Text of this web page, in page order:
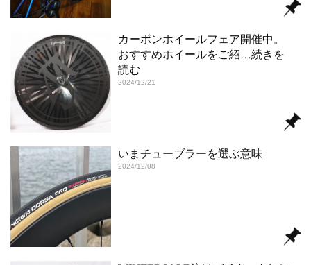
カーボンホイールフェア開催中。
おすすめホイールをご紹…続きを
読む
2024/12/21
いまチューブラーを選ぶ意味
2024/12/08